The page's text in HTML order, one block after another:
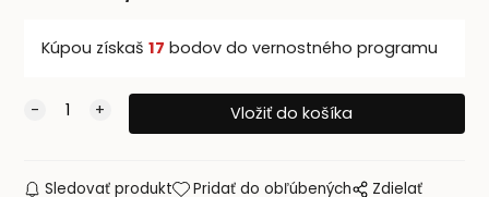
Kúpou získaš 17 bodov do vernostného programu
Sledovať produkt Pridať do obľúbených Zdielať